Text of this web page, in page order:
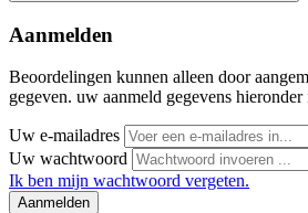
Aanmelden
Beoordelingen kunnen alleen door
gegeven. uw aanmeld gegevens hieronder
Uw e-mailadres
Uw wachtwoord
Ik ben mijn wachtwoord vergeten.
Aanmelden